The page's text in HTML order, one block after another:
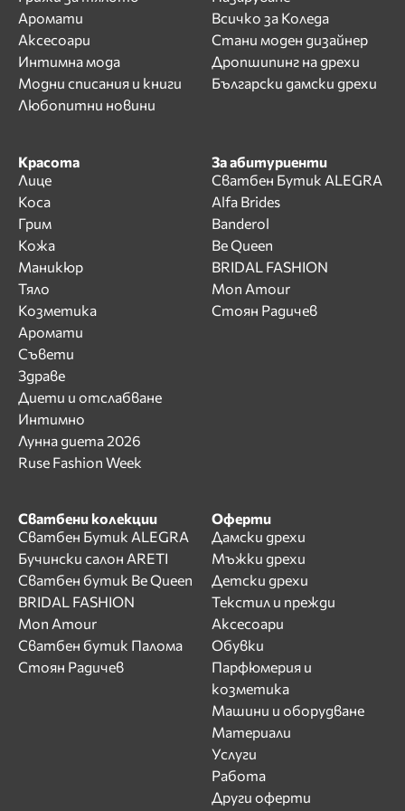
Аромати
Аксесоари
Интимна мода
Модни списания и книги
Любопитни новини
Всичко за Коледа
Стани моден дизайнер
Дропшипинг на дрехи
Български дамски дрехи
Красота
Лице
Коса
Грим
Кожа
Маникюр
Тяло
Козметика
Аромати
Съвети
Здраве
Диети и отслабване
Интимно
Лунна диета 2026
Ruse Fashion Week
За абитуриенти
Сватбен Бутик ALEGRA
Alfa Brides
Banderol
Be Queen
BRIDAL FASHION
Mon Amour
Стоян Радичев
Сватбени колекции
Сватбен Бутик ALEGRA
Бучински салон ARETI
Сватбен бутик Be Queen
BRIDAL FASHION
Mon Amour
Сватбен бутик Палома
Стоян Радичев
Оферти
Дамски дрехи
Мъжки дрехи
Детски дрехи
Текстил и прежди
Аксесоари
Обувки
Парфюмерия и
козметика
Машини и оборудване
Материали
Услуги
Работа
Други оферти